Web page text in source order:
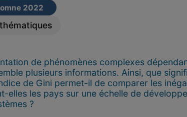
2022
de phénomènes complexes
plusieurs informations. Ainsi, que
de Gini permet-il de comparer les
elles les pays sur une échelle de
?